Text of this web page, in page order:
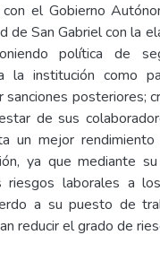
el Gobierno
de San Gabriel con la
política de
la institución como
posteriores;
de sus
un mejor
ya que mediante
riesgos laborales a
a su puesto de
reducir el grado de